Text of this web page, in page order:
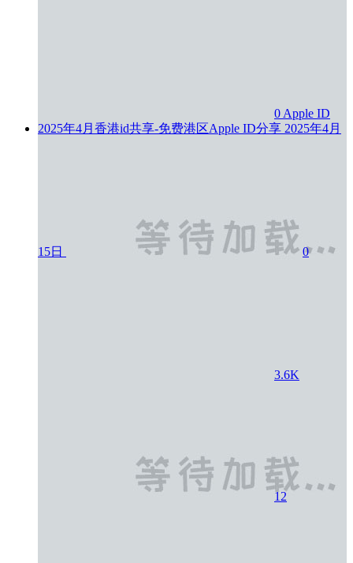
0 Apple ID
2025年4月香港id共享-免费港区Apple ID分享 2025年4月
15日 0
3.6K
12